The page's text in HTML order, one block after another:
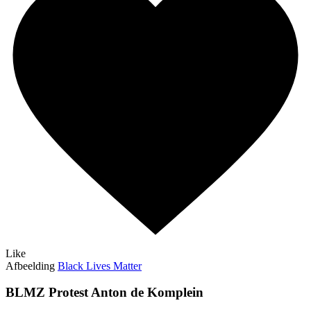
Like
Afbeelding Black Lives Matter
BLMZ Protest Anton de Komplein